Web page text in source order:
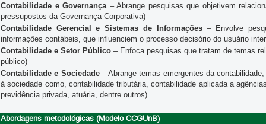
Contabilidade e Governança – Abrange pesquisas que objetivem
pressupostos da Governança Corporativa)
Contabilidade Gerencial e Sistemas de Informações– Envolve
informações contábeis, que influenciem o processo decisório do usuário
Contabilidade e Setor Público – Enfoca pesquisas que tratam de temas
público)
Contabilidade e Sociedade– Abrange temas emergentes da
à sociedade como, contabilidade tributária, contabilidade aplicada a
previdência privada, atuária, dentre outros)
Abordagens metodológicas (Modelo CCGUnB)